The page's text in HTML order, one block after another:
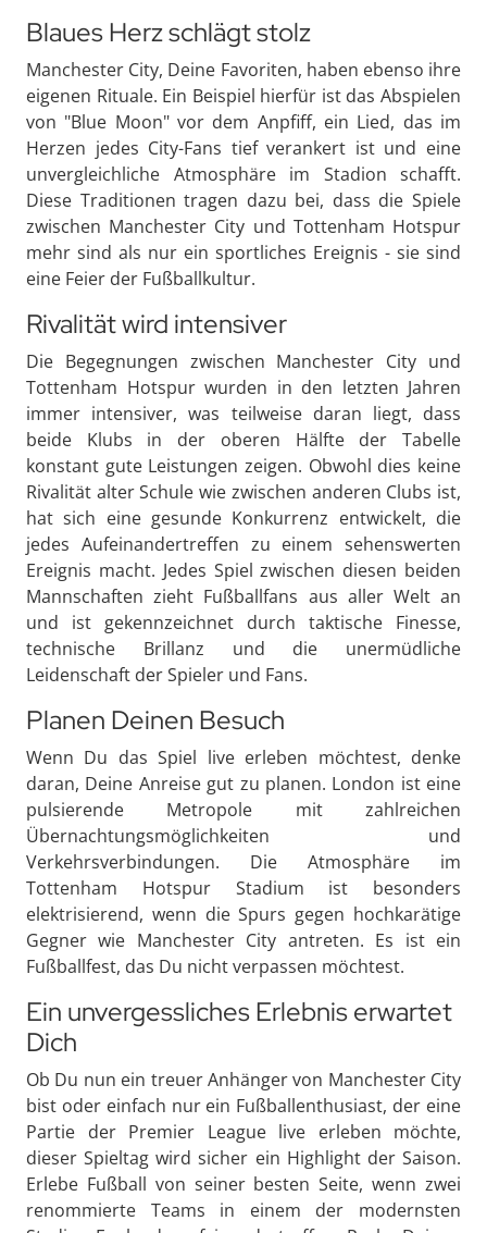
Blaues Herz schlägt stolz
Manchester City, Deine Favoriten, haben ebenso ihre
eigenen Rituale. Ein Beispiel hierfür ist das Abspielen
von "Blue Moon" vor dem Anpfiff, ein Lied, das im
Herzen jedes City-Fans tief verankert ist und eine
unvergleichliche Atmosphäre im Stadion schafft.
Diese Traditionen tragen dazu bei, dass die Spiele
zwischen Manchester City und Tottenham Hotspur
mehr sind als nur ein sportliches Ereignis - sie sind
eine Feier der Fußballkultur.
Rivalität wird intensiver
Die Begegnungen zwischen Manchester City und
Tottenham Hotspur wurden in den letzten Jahren
immer intensiver, was teilweise daran liegt, dass
beide Klubs in der oberen Hälfte der Tabelle
konstant gute Leistungen zeigen. Obwohl dies keine
Rivalität alter Schule wie zwischen anderen Clubs ist,
hat sich eine gesunde Konkurrenz entwickelt, die
jedes Aufeinandertreffen zu einem sehenswerten
Ereignis macht. Jedes Spiel zwischen diesen beiden
Mannschaften zieht Fußballfans aus aller Welt an
und ist gekennzeichnet durch taktische Finesse,
technische Brillanz und die unermüdliche
Leidenschaft der Spieler und Fans.
Planen Deinen Besuch
Wenn Du das Spiel live erleben möchtest, denke
daran, Deine Anreise gut zu planen. London ist eine
pulsierende Metropole mit zahlreichen
Übernachtungsmöglichkeiten und
Verkehrsverbindungen. Die Atmosphäre im
Tottenham Hotspur Stadium ist besonders
elektrisierend, wenn die Spurs gegen hochkarätige
Gegner wie Manchester City antreten. Es ist ein
Fußballfest, das Du nicht verpassen möchtest.
Ein unvergessliches Erlebnis erwartet
Dich
Ob Du nun ein treuer Anhänger von Manchester City
bist oder einfach nur ein Fußballenthusiast, der eine
Partie der Premier League live erleben möchte,
dieser Spieltag wird sicher ein Highlight der Saison.
Erlebe Fußball von seiner besten Seite, wenn zwei
renommierte Teams in einem der modernsten